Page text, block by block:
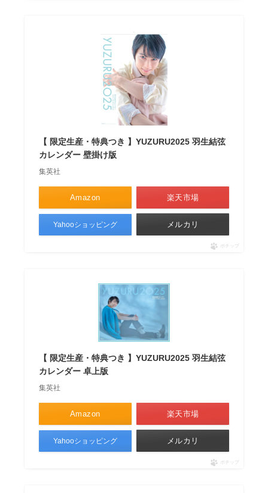
【 限定生産・特典つき 】YUZURU2025 羽生結弦
カレンダー 壁掛け版
集英社
Amazon 楽天市場
Yahooショッピング メルカリ
ポチップ
【 限定生産・特典つき 】YUZURU2025 羽生結弦
カレンダー 卓上版
集英社
Amazon 楽天市場
Yahooショッピング メルカリ
ポチップ